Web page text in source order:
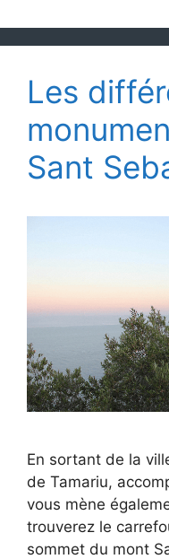
Les
Sant
En sortant de la
de Tamariu,
vous mène
trouverez le
sommet du mont